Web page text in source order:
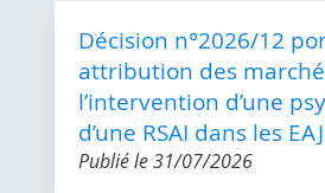
Décision n°2026/12
attribution des
l’intervention d’une
d’une RSAI dans les
Publié le31/07/2026